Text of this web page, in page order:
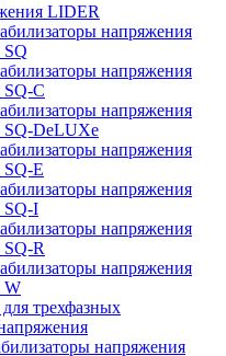
LIDER
напряжения
напряжения
C
напряжения
SQ-DeLUXe
напряжения
E
напряжения
SQ-I
напряжения
R
напряжения
W
трехфазных
напряжения